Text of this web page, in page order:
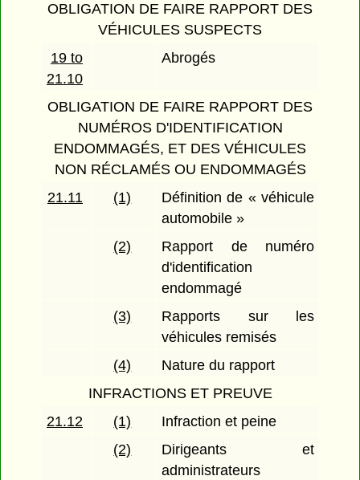
OBLIGATION DE FAIRE RAPPORT DES
VÉHICULES SUSPECTS
19 to
21.10
Abrogés
OBLIGATION DE FAIRE RAPPORT DES
NUMÉROS D'IDENTIFICATION
ENDOMMAGÉS, ET DES VÉHICULES
NON RÉCLAMÉS OU ENDOMMAGÉS
21.11
(1)
Définition de « véhicule
automobile »
(2)
Rapport de numéro
d'identification
endommagé
(3)
Rapports sur les
véhicules remisés
(4)
Nature du rapport
INFRACTIONS ET PREUVE
21.12
(1)
Infraction et peine
(2)
Dirigeants et
administrateurs